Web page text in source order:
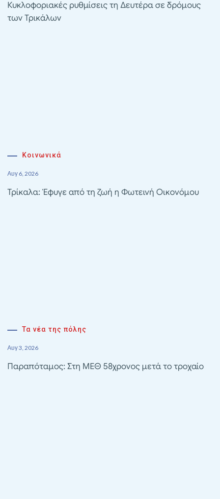
Κυκλοφοριακές ρυθμίσεις τη Δευτέρα σε δρόμους
των Τρικάλων
Κοινωνικά
Αυγ 6, 2026
Τρίκαλα: Έφυγε από τη ζωή η Φωτεινή Οικονόμου
Τα νέα της πόλης
Αυγ 3, 2026
Παραπόταμος: Στη ΜΕΘ 58χρονος μετά το τροχαίο